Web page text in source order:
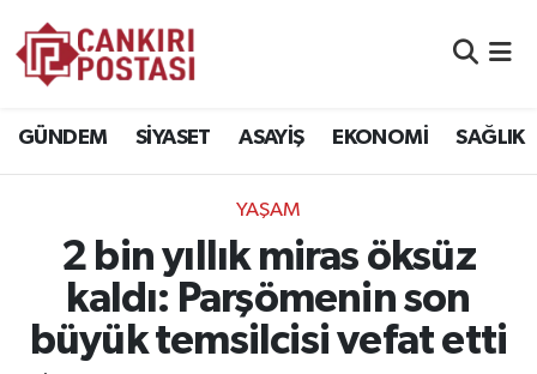
GÜNDEM SİYASET ASAYİŞ EKONOMİ SAĞLIK
YAŞAM
2 bin yıllık miras öksüz
kaldı: Parşömenin son
büyük temsilcisi vefat etti
EKONOMİ
SAĞLIK
Trafik Durumu
Süper Lig Puan Durumu ve Fikstür